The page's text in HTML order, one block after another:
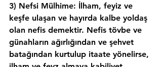
3) Nefsi Mülhime: İlham, feyiz ve
keşfe ulaşan ve hayırda kalbe yoldaş
olan nefis demektir. Nefis tövbe ve
günahların ağırlığından ve şehvet
batağından kurtulup itaate yönelirse,